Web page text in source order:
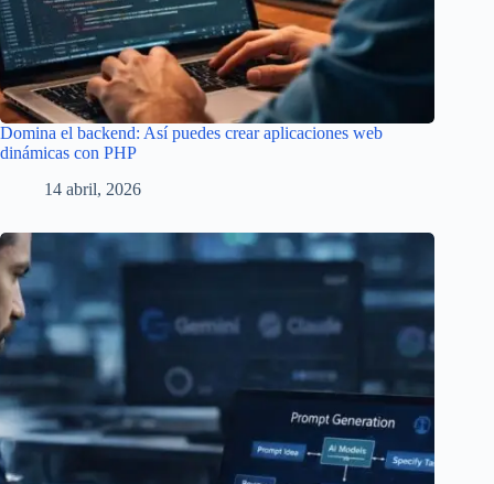
Domina el backend: Así puedes crear aplicaciones web
dinámicas con PHP
14 abril, 2026